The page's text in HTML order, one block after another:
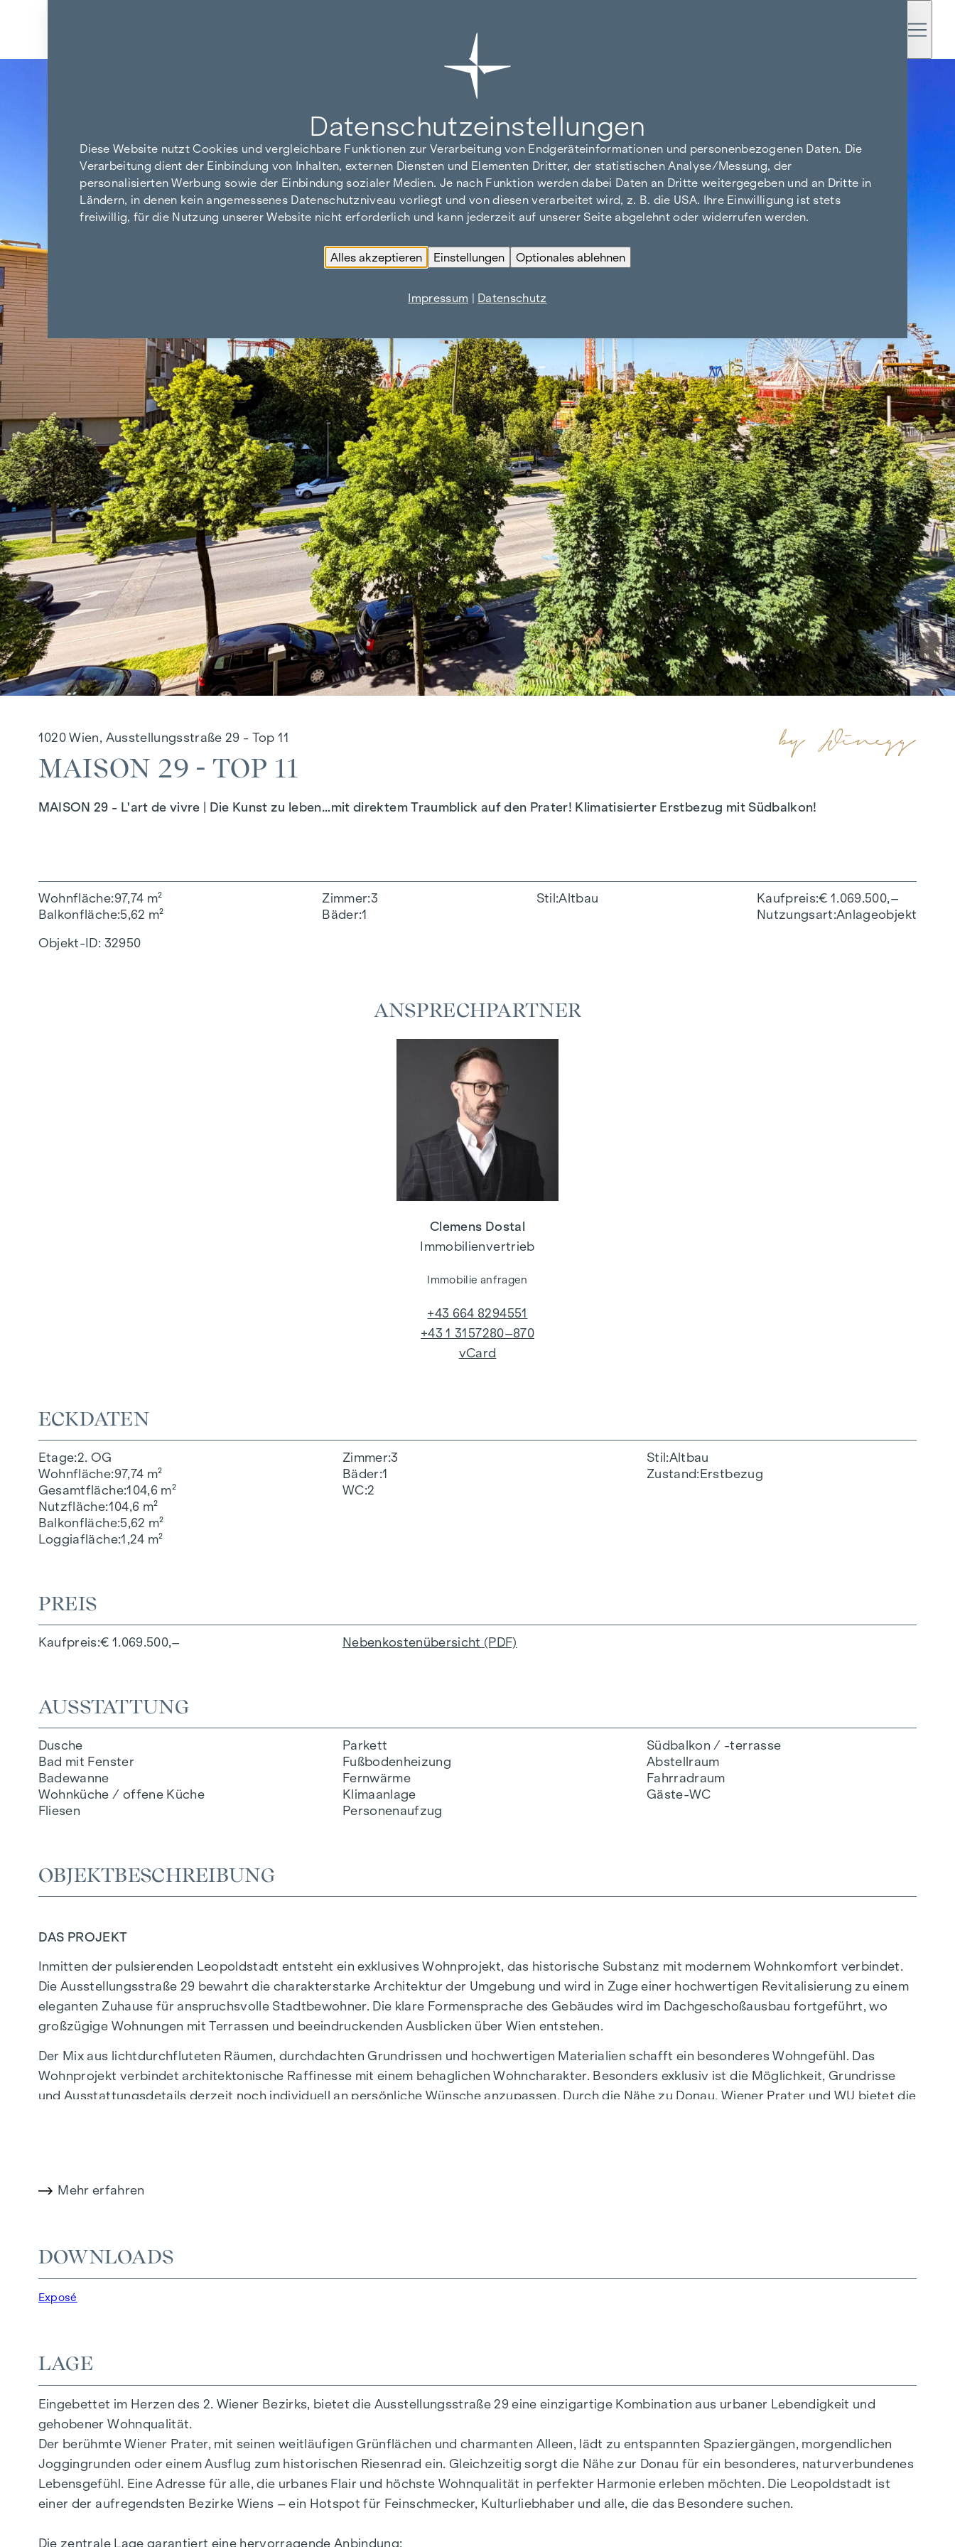
1020 Wien, Ausstellungsstraße 29 - Top 11
MAISON 29 - TOP 11
MAISON 29 - L'art de vivre | Die Kunst zu leben...mit direktem Traumblick auf den Prater! Klimatisierter Erstbezug mit Südbalkon!
Wohnfläche 97,74 m²
Balkonfläche 5,62 m²
Zimmer 3
Bäder 1
Stil Altbau Kaufpreis € 1.069.500,–
Nutzungsart Anlageobjekt
Objekt-ID: 32950
ECKDATEN
Etage 2. OG
Wohnfläche 97,74 m²
Gesamtfläche 104,6 m²
Nutzfläche 104,6 m²
Balkonfläche 5,62 m²
Loggiafläche 1,24 m²
Zimmer 3
Bäder 1
WC 2
Stil Altbau
Zustand Erstbezug
PREIS
Kaufpreis € 1.069.500,– Nebenkostenübersicht (PDF)
AUSSTATTUNG
Dusche
Bad mit Fenster
Badewanne
Wohnküche / offene Küche
Fliesen
Parkett
Fußbodenheizung
Fernwärme
Klimaanlage
Personenaufzug
Südbalkon / -terrasse
Abstellraum
Fahrradraum
Gäste-WC
OBJEKTBESCHREIBUNG
DAS PROJEKT
Inmitten der pulsierenden Leopoldstadt entsteht ein exklusives Wohnprojekt, das historische Substanz mit modernem Wohnkomfort verbindet.
Die Ausstellungsstraße 29 bewahrt die charakterstarke Architektur der Umgebung und wird in Zuge einer hochwertigen Revitalisierung zu einem
eleganten Zuhause für anspruchsvolle Stadtbewohner. Die klare Formensprache des Gebäudes wird im Dachgeschoßausbau fortgeführt, wo
großzügige Wohnungen mit Terrassen und beeindruckenden Ausblicken über Wien entstehen.
Der Mix aus lichtdurchfluteten Räumen, durchdachten Grundrissen und hochwertigen Materialien schafft ein besonderes Wohngefühl. Das
Wohnprojekt verbindet architektonische Raffinesse mit einem behaglichen Wohncharakter. Besonders exklusiv ist die Möglichkeit, Grundrisse
und Ausstattungsdetails derzeit noch individuell an persönliche Wünsche anzupassen. Durch die Nähe zu Donau, Wiener Prater und WU bietet die
bietet eine vielfältige Kulinarik.
25 exklusive Eigentumswohnungen
20 revitalisierte Altbauwohnungen
5 moderne Dachgeschoßwohnungen
Fußbodenheizung
Klimatisierung
Perfekte Verkehrsanbindung
Nur wenige Minuten zu Prater, Donau & WU
Energieausweis:
DG Hoftrakt: HWB REF,SK = 50,2 kWh/m2a F GEE,SK = 0,67
DG Straßentrakt: HWB REF,SK = 36,6 kWh/m2a F GEE,SK = 0,68
Mehr erfahren
DOWNLOADS
Exposé
LAGE
Eingebettet im Herzen des 2. Wiener Bezirks, bietet die Ausstellungsstraße 29 eine einzigartige Kombination aus urbaner Lebendigkeit und
gehobener Wohnqualität.
Der berühmte Wiener Prater, mit seinen weitläufigen Grünflächen und charmanten Alleen, lädt zu entspannten Spaziergängen, morgendlichen
Joggingrunden oder einem Ausflug zum historischen Riesenrad ein. Gleichzeitig sorgt die Nähe zur Donau für ein besonderes, naturverbundenes
Lebensgefühl. Eine Adresse für alle, die urbanes Flair und höchste Wohnqualität in perfekter Harmonie erleben möchten. Die Leopoldstadt ist
einer der aufregendsten Bezirke Wiens – ein Hotspot für Feinschmecker, Kulturliebhaber und alle, die das Besondere suchen.
Die zentrale Lage garantiert eine hervorragende Anbindung:
ANSPRECHPARTNER
Clemens Dostal
Immobilienvertrieb
Immobilie anfragen
+43 664 8294551
+43 1 3157280–870
vCard
Datenschutz­einstellungen
Diese Website nutzt Cookies und vergleichbare Funktionen zur Verarbeitung von Endgeräteinformationen und personenbezogenen Daten. Die
Verarbeitung dient der Einbindung von Inhalten, externen Diensten und Elementen Dritter, der statistischen Analyse/Messung, der
personalisierten Werbung sowie der Einbindung sozialer Medien. Je nach Funktion werden dabei Daten an Dritte weitergegeben und an Dritte in
Ländern, in denen kein angemessenes Datenschutzniveau vorliegt und von diesen verarbeitet wird, z. B. die USA. Ihre Einwilligung ist stets
freiwillig, für die Nutzung unserer Website nicht erforderlich und kann jederzeit auf unserer Seite abgelehnt oder widerrufen werden.
Alles akzeptieren Einstellungen Optionales ablehnen
Impressum | Datenschutz